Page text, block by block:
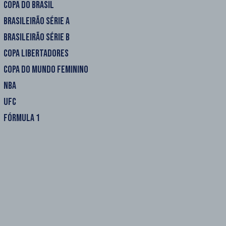
COPA DO BRASIL
BRASILEIRÃO SÉRIE A
BRASILEIRÃO SÉRIE B
COPA LIBERTADORES
COPA DO MUNDO FEMININO
NBA
UFC
FÓRMULA 1